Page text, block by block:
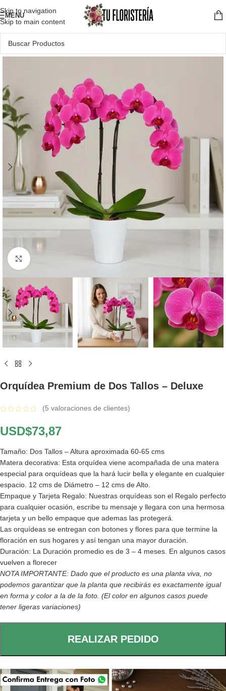
Skip to navigation
Skip to main content
MENU
Click to enlarge
Orquídea Premium de Dos Tallos – Deluxe
(5 valoraciones de clientes)
USD$73,87
Tamaño: Dos Tallos – Altura aproximada 60-65 cms
Matera decorativa: Esta orquídea viene acompañada de una matera
especial para orquídeas que la hará lucir bella y elegante en cualquier
espacio. 12 cms de Diámetro – 12 cms de Alto.
Empaque y Tarjeta Regalo: Nuestras orquídeas son el Regalo perfecto
para cualquier ocasión, escribe tu mensaje y llegara con una hermosa
tarjeta y un bello empaque que ademas las protegerá.
Las orquídeas se entregan con botones y flores para que termine la
floración en sus hogares y así tengan una mayor duración.
Duración: La Duración promedio es de 3 – 4 meses. En algunos casos
vuelven a florecer
NOTA IMPORTANTE: Dado que el producto es una planta viva, no
podemos garantizar que la planta que recibirás es exactamente igual
en forma y color a la de la foto. (El color en algunos casos puede
tener ligeras variaciones)
REALIZAR PEDIDO